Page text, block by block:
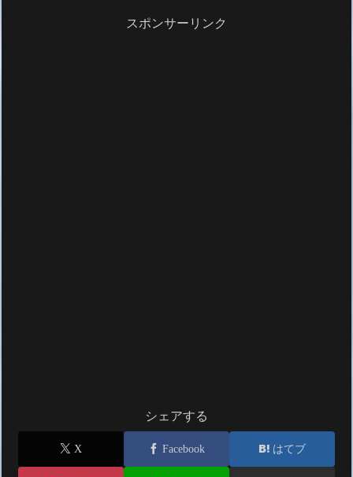
スポンサーリンク
シェアする
X Facebook はてブ